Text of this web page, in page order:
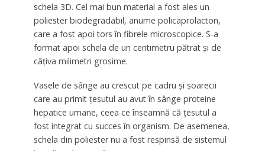
schela 3D. Cel mai bun material a fost ales un
poliester biodegradabil, anume policaprolacton,
care a fost apoi tors în fibrele microscopice. S-a
format apoi schela de un centimetru pătrat şi de
câţiva milimetri grosime.
Vasele de sânge au crescut pe cadru şi şoarecii
care au primit ţesutul au avut în sânge proteine
hepatice umane, ceea ce înseamnă că ţesutul a
fost integrat cu succes în organism. De asemenea,
schela din poliester nu a fost respinsă de sistemul